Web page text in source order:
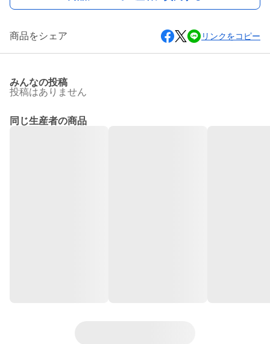
商品をシェア リンクをコピー
みんなの投稿
投稿はありません
同じ生産者の商品